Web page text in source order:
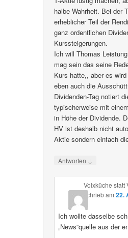
halbe Wahrheit. Bei der
erheblicher Teil der
ganz ordentlichen
Kurssteigerungen.
Ich will Thomas
mag sein das seine
Kurs hatte,, aber es
eben auch die
Dividenden-Tag notiert
typischerweise mit
in Höhe der Dividende.
HV ist deshalb nicht
Aktie sondern einfach
Antworten ↓
Volxküche statt
schriebam 22.
Ich wollte dasselbe
„News“quelle aus der